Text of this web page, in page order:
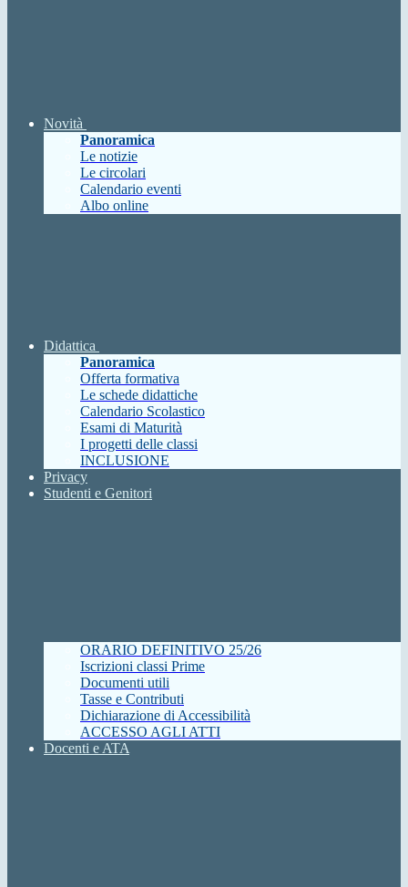
Novità
Panoramica
Le notizie
Le circolari
Calendario eventi
Albo online
Didattica
Panoramica
Offerta formativa
Le schede didattiche
Calendario Scolastico
Esami di Maturità
I progetti delle classi
INCLUSIONE
Privacy
Studenti e Genitori
ORARIO DEFINITIVO 25/26
Iscrizioni classi Prime
Documenti utili
Tasse e Contributi
Dichiarazione di Accessibilità
ACCESSO AGLI ATTI
Docenti e ATA